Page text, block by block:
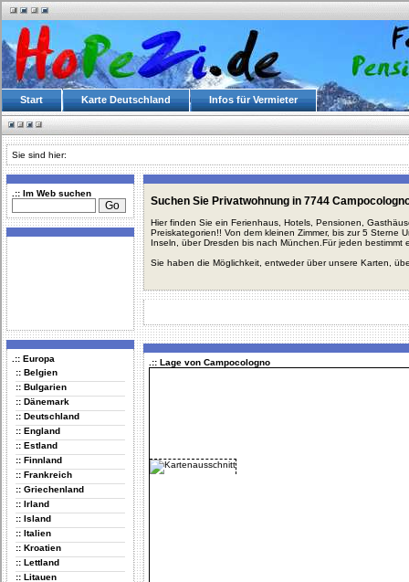
Start Karte Deutschland Infos für Vermieter
Sie sind hier:
.:: Im Web suchen
.:: Europa
:: Belgien
:: Bulgarien
:: Dänemark
:: Deutschland
:: England
:: Estland
:: Finnland
:: Frankreich
:: Griechenland
:: Irland
:: Island
:: Italien
:: Kroatien
:: Lettland
:: Litauen
Suchen Sie Privatwohnung in 7744
Hier finden Sie ein Ferienhaus, Hotels, Pensionen,
Preiskategorien!! Von dem kleinen Zimmer, bis zur 5 Sterne
Inseln, über Dresden bis nach München.Für jeden bestimmt
Sie haben die Möglichkeit, entweder über unsere Karten,
.:: Lage von Campocologno